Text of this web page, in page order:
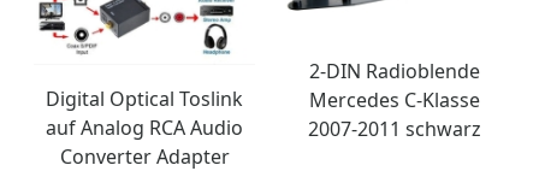
Digital Optical Toslink
auf Analog RCA Audio
Converter Adapter
2-DIN Radioblende
Mercedes C-Klasse
2007-2011 schwarz